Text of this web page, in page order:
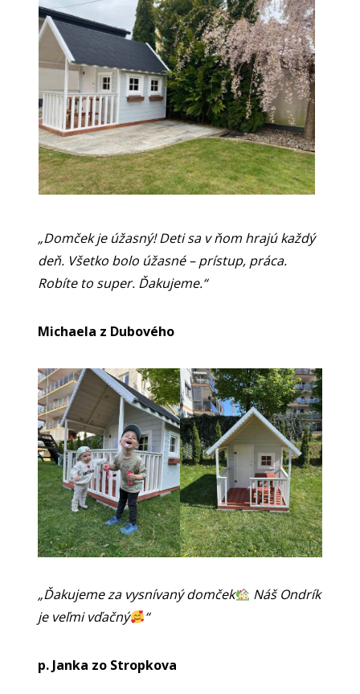
„Domček je úžasný! Deti sa v ňom hrajú každý
deň. Všetko bolo úžasné – prístup, práca.
Robíte to super. Ďakujeme.“
Michaela z Dubového
„Ďakujeme za vysnívaný domček
Náš Ondrík
je veľmi vďačný
“
p. Janka zo Stropkova